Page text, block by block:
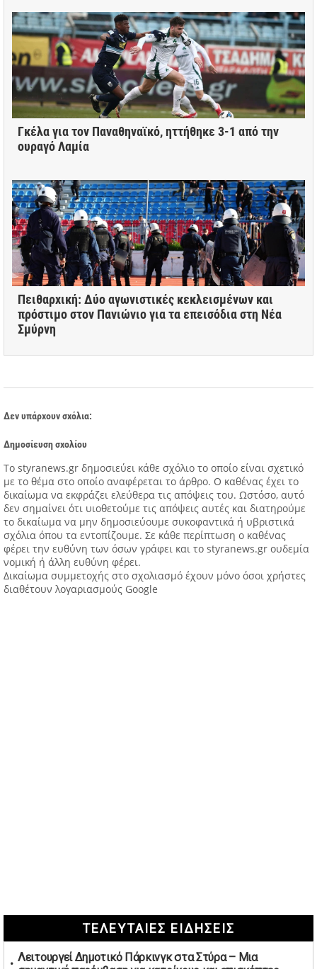
Γκέλα για τον Παναθηναϊκό, ηττήθηκε 3-1 από την
ουραγό Λαμία
Πειθαρχική: Δύο αγωνιστικές κεκλεισμένων και
πρόστιμο στον Πανιώνιο για τα επεισόδια στη Νέα
Σμύρνη
Δεν υπάρχουν σχόλια:
Δημοσίευση σχολίου
Tο styranews.gr δημοσιεύει κάθε σχόλιο το οποίο είναι σχετικό
με το θέμα στο οποίο αναφέρεται το άρθρο. Ο καθένας έχει το
δικαίωμα να εκφράζει ελεύθερα τις απόψεις του. Ωστόσο, αυτό
δεν σημαίνει ότι υιοθετούμε τις απόψεις αυτές και διατηρούμε
το δικαίωμα να μην δημοσιεύουμε συκοφαντικά ή υβριστικά
σχόλια όπου τα εντοπίζουμε. Σε κάθε περίπτωση ο καθένας
φέρει την ευθύνη των όσων γράφει και το styranews.gr ουδεμία
νομική ή άλλη ευθύνη φέρει.
Δικαίωμα συμμετοχής στο σχολιασμό έχουν μόνο όσοι χρήστες
διαθέτουν λογαριασμούς Google
ΤΕΛΕΥΤΑΙΕΣ ΕΙΔΗΣΕΙΣ
Λειτουργεί Δημοτικό Πάρκινγκ στα Στύρα – Μια